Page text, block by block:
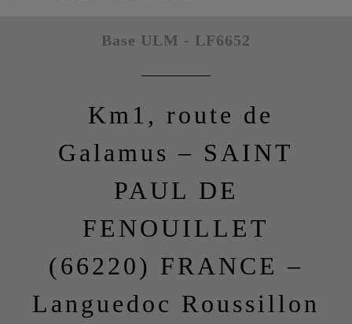
Base ULM - LF6652
Km1, route de
Galamus – SAINT
PAUL DE
FENOUILLET
(66220) FRANCE –
Languedoc Roussillon